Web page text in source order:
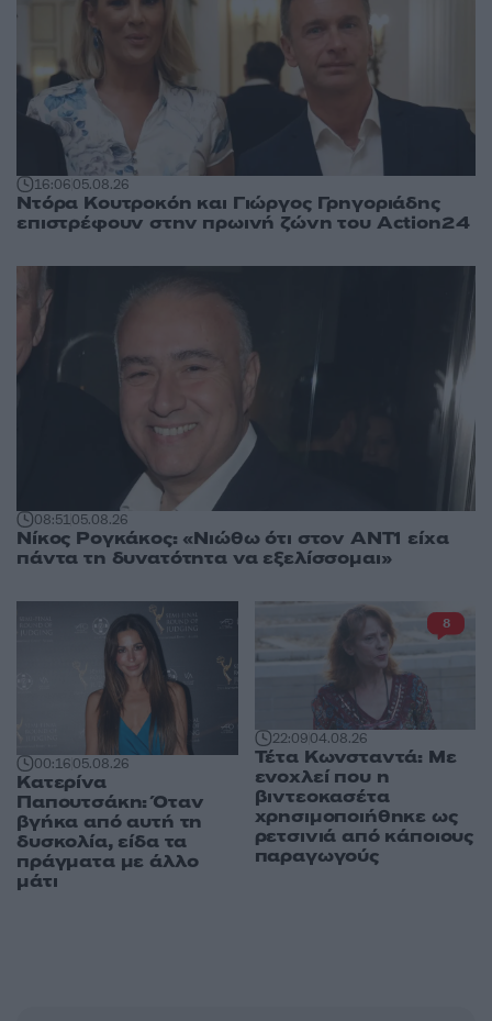
16:0605.08.26
Ντόρα Κουτροκόη και Γιώργος Γρηγοριάδης
επιστρέφουν στην πρωινή ζώνη του Action24
08:5105.08.26
Νίκος Ρογκάκος: «Νιώθω ότι στον ΑΝΤ1 είχα
πάντα τη δυνατότητα να εξελίσσομαι»
00:1605.08.26
Κατερίνα
Παπουτσάκη: Όταν
βγήκα από αυτή τη
δυσκολία, είδα τα
πράγματα με άλλο
μάτι
22:0904.08.26
Τέτα Κωνσταντά: Με
ενοχλεί που η
βιντεοκασέτα
χρησιμοποιήθηκε ως
ρετσινιά από κάποιους
παραγωγούς
8